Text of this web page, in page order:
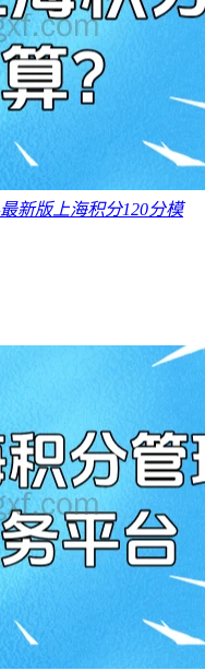
新版上海积分120分模